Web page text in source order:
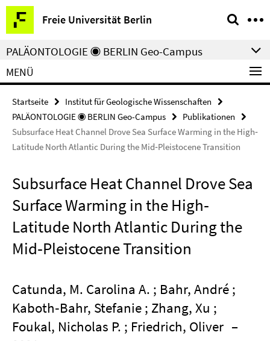
Springe
direkt
zu
Inhalt
Freie Universität Berlin
Service-
Navigation
PALÄONTOLOGIE ◉ BERLIN Geo-Campus
MENÜ
Startseite
Institut für Geologische Wissenschaften
PALÄONTOLOGIE ◉ BERLIN Geo-Campus
Publikationen
Subsurface Heat Channel Drove Sea Surface Warming in the High‐
Latitude North Atlantic During the Mid‐Pleistocene Transition
Subsurface Heat Channel Drove Sea
Surface Warming in the High‐
Latitude North Atlantic During the
Mid‐Pleistocene Transition
Catunda, M. Carolina A. ; Bahr, André ;
Kaboth‐Bahr, Stefanie ; Zhang, Xu ;
Foukal, Nicholas P. ; Friedrich, Oliver –